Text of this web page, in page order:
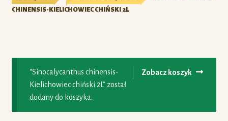
Kontakt
Moje konto
Zamówienie
CHINENSIS-KIELICHOWIEC CHIŃSKI 2L
Zobacz koszyk
“Sinocalycanthus chinensis-
Kielichowiec chiński 2L” został
dodany do koszyka.